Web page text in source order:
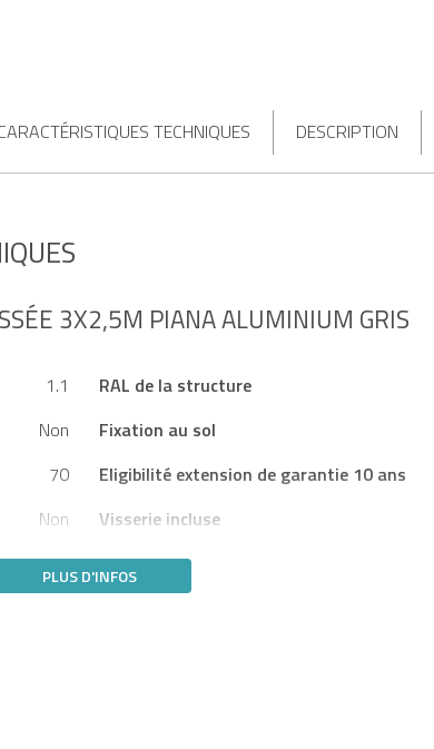
TECHNIQUES DESCRIPTION
3X2,5M PIANA ALUMINIUM GRIS
1.1 RAL de la structure
Non Fixation au sol
70 Eligibilité extension de garantie 10 ans
Non Visserie incluse
PLUS D'INFOS